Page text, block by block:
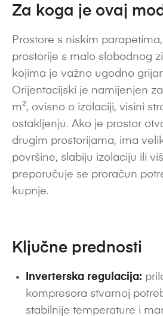
Za koga je ovaj
Prostore s niskim
prostorije s malo slobodnog
kojima je važno ugodno
Orijentacijski je namijenjen
m², ovisno o izolaciji, visini
ostakljenju. Ako je prostor
drugim prostorijama, ima
površine, slabiju izolaciju ili
preporučuje se proračun
kupnje.
Ključne prednosti
Inverterska regulacija:
kompresora stvarnoj
stabilnije temperature i